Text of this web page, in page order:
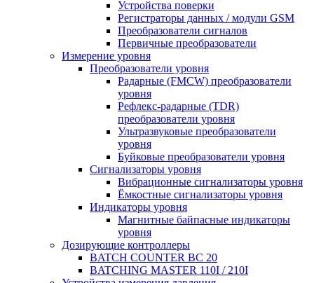
Устройства поверки
Регистраторы данных / модули GSM
Преобразователи сигналов
Первичные преобразователи
Измерение уровня
Преобразователи уровня
Радарные (FMCW) преобразователи
уровня
Рефлекс-радарные (TDR)
преобразователи уровня
Ультразвуковые преобразователи
уровня
Буйковые преобразователи уровня
Сигнализаторы уровня
Вибрационные сигнализаторы уровня
Ёмкостные сигнализаторы уровня
Индикаторы уровня
Магнитные байпасные индикаторы
уровня
Дозирующие контроллеры
BATCH COUNTER BC 20
BATCHING MASTER 110I / 210I